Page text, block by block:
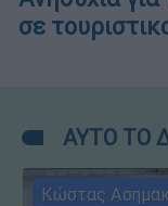
σε
ΑΥΤΟ ΤΟ
Κώστας